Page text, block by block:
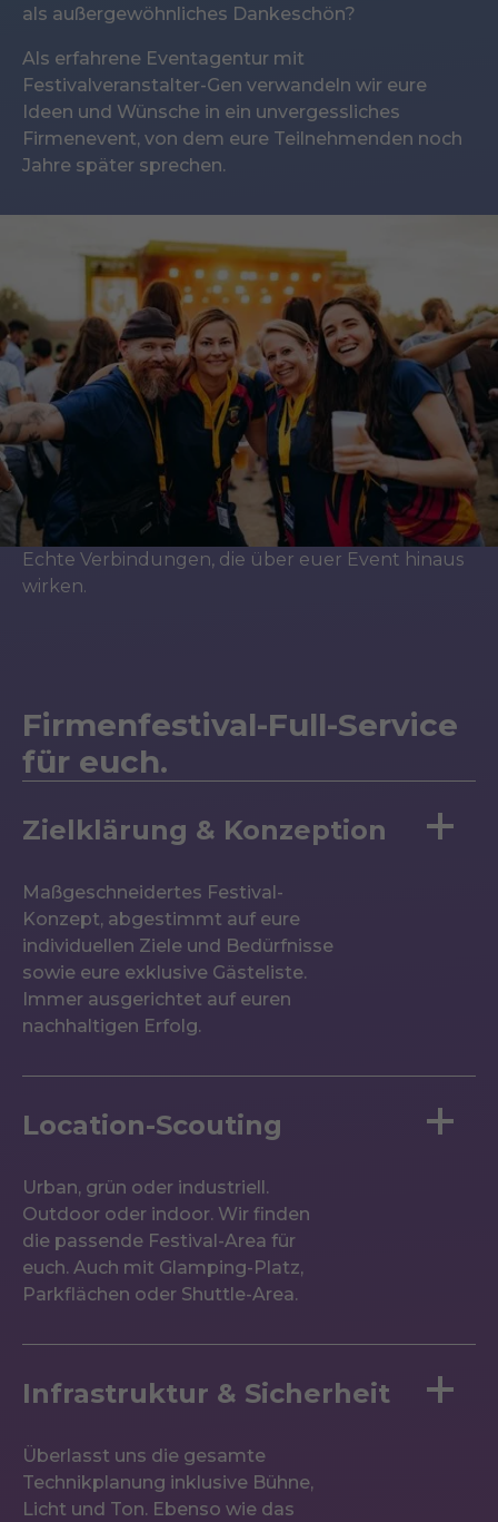
als außergewöhnliches Dankeschön?
Als erfahrene Eventagentur mit
Festivalveranstalter-Gen verwandeln wir eure
Ideen und Wünsche in ein unvergessliches
Firmenevent, von dem eure Teilnehmenden noch
Jahre später sprechen.
Echte Verbindungen, die über euer Event hinaus
wirken.
Firmenfestival-Full-Service
für euch.
Zielklärung & Konzeption
Maßgeschneidertes Festival-
Konzept, abgestimmt auf eure
individuellen Ziele und Bedürfnisse
sowie eure exklusive Gästeliste.
Immer ausgerichtet auf euren
nachhaltigen Erfolg.
Location-Scouting
Urban, grün oder industriell.
Outdoor oder indoor. Wir finden
die passende Festival-Area für
euch. Auch mit Glamping-Platz,
Parkflächen oder Shuttle-Area.
Infrastruktur & Sicherheit
Überlasst uns die gesamte
Technikplanung inklusive Bühne,
Licht und Ton. Ebenso wie das